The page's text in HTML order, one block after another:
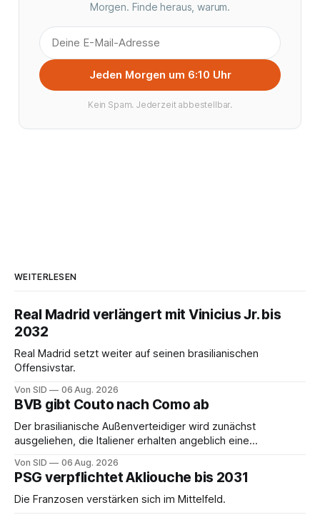
Morgen. Finde heraus, warum.
Jeden Morgen um 6:10 Uhr
Kein Spam. Jederzeit abbestellbar.
WEITERLESEN
Real Madrid verlängert mit Vinicius Jr. bis
2032
Real Madrid setzt weiter auf seinen brasilianischen
Offensivstar.
Von SID 06 Aug. 2026
BVB gibt Couto nach Como ab
Der brasilianische Außenverteidiger wird zunächst
ausgeliehen, die Italiener erhalten angeblich eine
Von SID 06 Aug. 2026
PSG verpflichtet Akliouche bis 2031
Die Franzosen verstärken sich im Mittelfeld.